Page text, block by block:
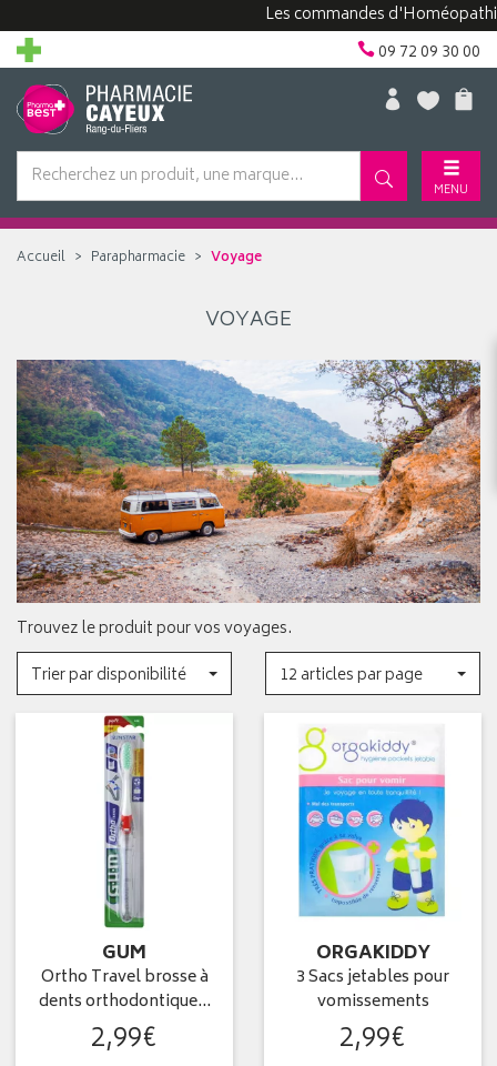
Les commandes d'Homéopathie
09 72 09 30 00
MENU
Accueil Parapharmacie Voyage
VOYAGE
Trouvez le produit pour vos voyages.
Trier par disponibilité
12 articles par page
GUM
Ortho Travel brosse à
dents orthodontique…
2,99€
ORGAKIDDY
3 Sacs jetables pour
vomissements
2,99€